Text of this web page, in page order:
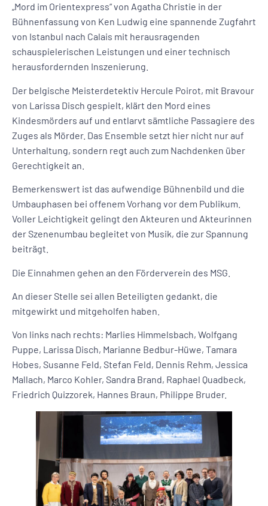
„Mord im Orientexpress“ von Agatha Christie in der
Bühnenfassung von Ken Ludwig eine spannende Zugfahrt
von Istanbul nach Calais mit herausragenden
schauspielerischen Leistungen und einer technisch
herausfordernden Inszenierung.
Der belgische Meisterdetektiv Hercule Poirot, mit Bravour
von Larissa Disch gespielt, klärt den Mord eines
Kindesmörders auf und entlarvt sämtliche Passagiere des
Zuges als Mörder. Das Ensemble setzt hier nicht nur auf
Unterhaltung, sondern regt auch zum Nachdenken über
Gerechtigkeit an.
Bemerkenswert ist das aufwendige Bühnenbild und die
Umbauphasen bei offenem Vorhang vor dem Publikum.
Voller Leichtigkeit gelingt den Akteuren und Akteurinnen
der Szenenumbau begleitet von Musik, die zur Spannung
beiträgt.
Die Einnahmen gehen an den Förderverein des MSG.
An dieser Stelle sei allen Beteiligten gedankt, die
mitgewirkt und mitgeholfen haben.
Von links nach rechts: Marlies Himmelsbach, Wolfgang
Puppe, Larissa Disch, Marianne Bedbur-Hüwe, Tamara
Hobes, Susanne Feld, Stefan Feld, Dennis Rehm, Jessica
Mallach, Marco Kohler, Sandra Brand, Raphael Quadbeck,
Friedrich Quizzorek, Hannes Braun, Philippe Bruder.